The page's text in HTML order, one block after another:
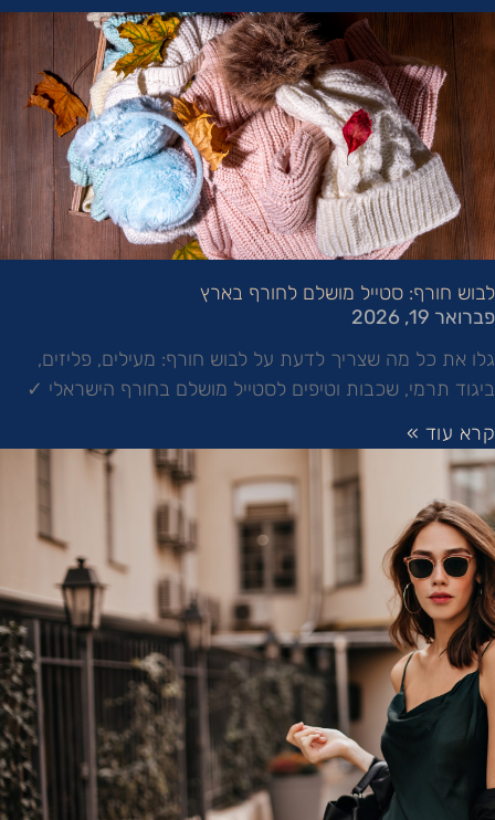
לבוש חורף: סטייל מושלם לחורף בארץ
פברואר 19, 2026
גלו את כל מה שצריך לדעת על לבוש חורף: מעילים, פליזים,
ביגוד תרמי, שכבות וטיפים לסטייל מושלם בחורף הישראלי ✓
קרא עוד »